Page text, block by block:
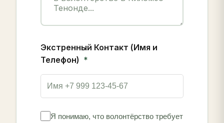
Экстренный Контакт (Имя и
Телефон)
Я понимаю, что волонтёрство требует